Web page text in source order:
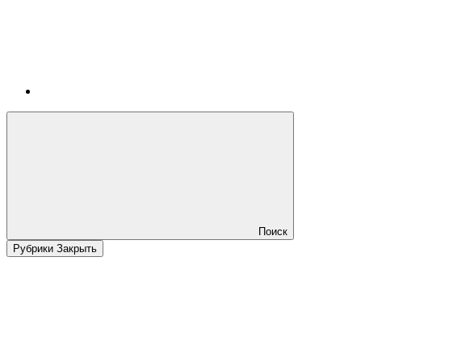
Поиск
Рубрики Закрыть